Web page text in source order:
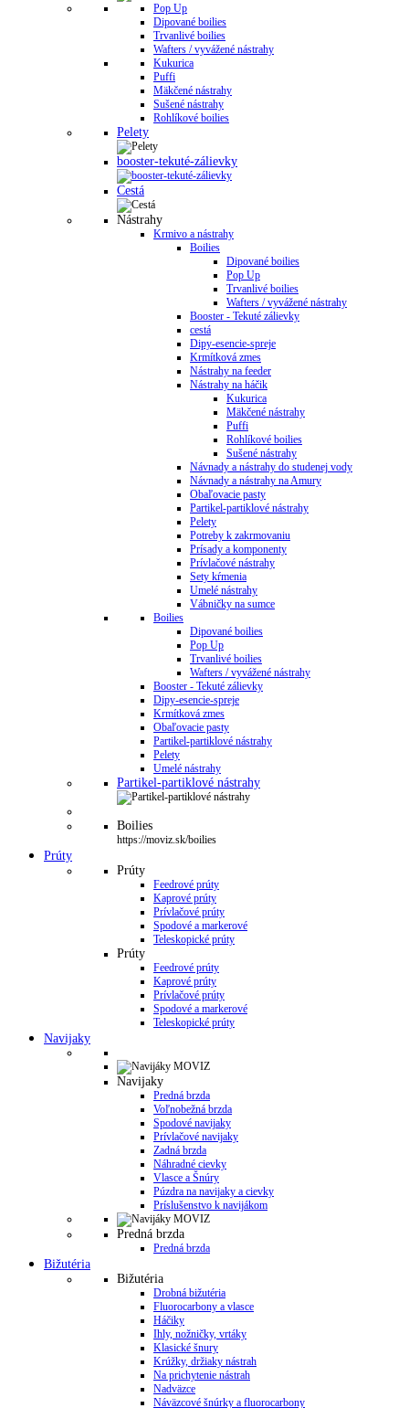
Pop Up
Dipované boilies
Trvanlivé boilies
Wafters / vyvážené nástrahy
Kukurica
Puffi
Mäkčené nástrahy
Sušené nástrahy
Rohlíkové boilies
Pelety
booster-tekuté-zálievky
Cestá
Nástrahy
Krmivo a nástrahy
Boilies
Dipované boilies
Pop Up
Trvanlivé boilies
Wafters / vyvážené nástrahy
Booster - Tekuté zálievky
cestá
Dipy-esencie-spreje
Krmítková zmes
Nástrahy na feeder
Nástrahy na háčik
Kukurica
Mäkčené nástrahy
Puffi
Rohlíkové boilies
Sušené nástrahy
Návnady a nástrahy do studenej vody
Návnady a nástrahy na Amury
Obaľovacie pasty
Partikel-partiklové nástrahy
Pelety
Potreby k zakrmovaniu
Prísady a komponenty
Prívlačové nástrahy
Sety kŕmenia
Umelé nástrahy
Vábničky na sumce
Boilies
Dipované boilies
Pop Up
Trvanlivé boilies
Wafters / vyvážené nástrahy
Booster - Tekuté zálievky
Dipy-esencie-spreje
Krmítková zmes
Obaľovacie pasty
Partikel-partiklové nástrahy
Pelety
Umelé nástrahy
Partikel-partiklové nástrahy
Boilies
https://moviz.sk/boilies
Prúty
Prúty
Feedrové prúty
Kaprové prúty
Prívlačové prúty
Spodové a markerové
Teleskopické prúty
Prúty
Feedrové prúty
Kaprové prúty
Prívlačové prúty
Spodové a markerové
Teleskopické prúty
Navijaky
Navijaky
Predná brzda
Voľnobežná brzda
Spodové navijaky
Prívlačové navijaky
Zadná brzda
Náhradné cievky
Vlasce a Šnúry
Púzdra na navijaky a cievky
Príslušenstvo k navijákom
Predná brzda
Predná brzda
Bižutéria
Bižutéria
Drobná bižutéria
Fluorocarbony a vlasce
Háčiky
Ihly, nožničky, vrtáky
Klasické šnury
Krúžky, držiaky nástrah
Na prichytenie nástrah
Nadväzce
Náväzcové šnúrky a fluorocarbony